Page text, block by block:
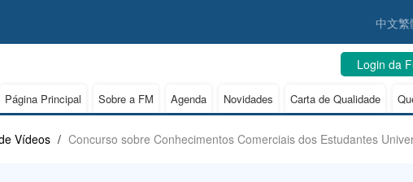
中文繁
Login da
Página Principal Sobre a FM Agenda Novidades Carta de Qualidade
Vídeos / Concurso sobre Conhecimentos Comerciais dos Estudantes